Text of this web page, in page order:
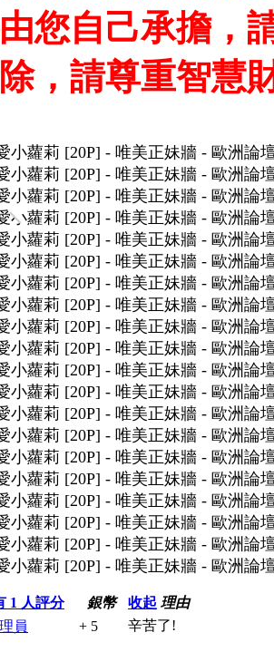
您自己承擔，
，請尊重智慧
1 人評分 銀幣 收起 理由
員
+ 5 辛苦了!